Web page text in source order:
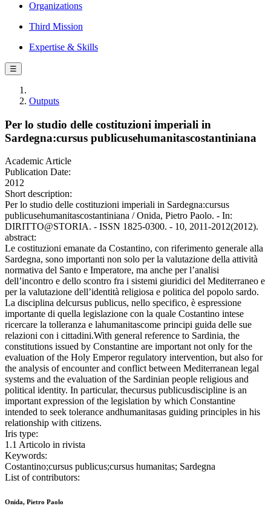
Organizations
Third Mission
Expertise & Skills
☰
Outputs
Per lo studio delle costituzioni imperiali in
Sardegna:cursus publicusehumanitascostantiniana
Academic Article
Publication Date:
2012
Short description:
Per lo studio delle costituzioni imperiali in Sardegna:cursus
publicusehumanitascostantiniana / Onida, Pietro Paolo. - In:
DIRITTO@STORIA. - ISSN 1825-0300. - 10, 2011-2012(2012).
abstract:
Le costituzioni emanate da Costantino, con riferimento generale alla
Sardegna, sono importanti non solo per la valutazione della attività
normativa del Santo e Imperatore, ma anche per l’analisi
dell’incontro e dello scontro fra i sistemi giuridici del Mediterraneo e
per la valutazione dell’identità religiosa e politica del popolo sardo.
La disciplina delcursus publicus, nello specifico, è espressione
importante di quella legislazione con la quale Costantino intese
ricercare la tolleranza e lahumanitascome principi guida delle sue
relazioni con i cittadini.With general reference to Sardinia, the
constitutions issued by Constantine are important not only for the
evaluation of the Holy Emperor regulatory intervention, but also for
the analysis of encounter and conflict between Mediterranean legal
systems and the evaluation of the Sardinian people religious and
political identity. In particular, thecursus publicusdiscipline is an
important expression of the legislation by which Constantine
intended to seek tolerance andhumanitasas guiding principles in his
relationship with citizens.
Iris type:
1.1 Articolo in rivista
Keywords:
Costantino;cursus publicus;cursus humanitas; Sardegna
List of contributors:
Onida, Pietro Paolo